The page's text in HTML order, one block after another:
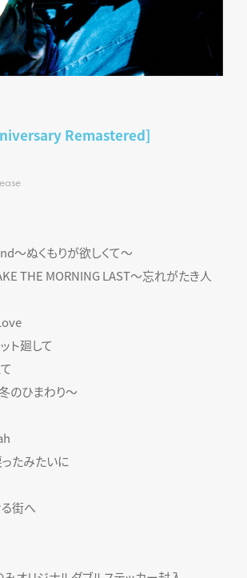
Remastered]
～ぬくもりが欲しくて～
THE MORNING LAST～忘れがたき人
ト廻して
のひまわり～
たみたいに
街へ